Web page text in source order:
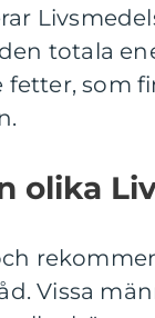
totala
som
olika
Vissa